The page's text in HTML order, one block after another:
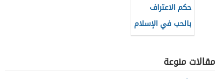
حكم الاعتراف
بالحب في الإسلام
مقالات منوعة